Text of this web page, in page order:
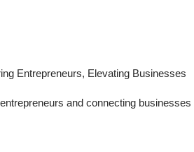
and connecting businesses